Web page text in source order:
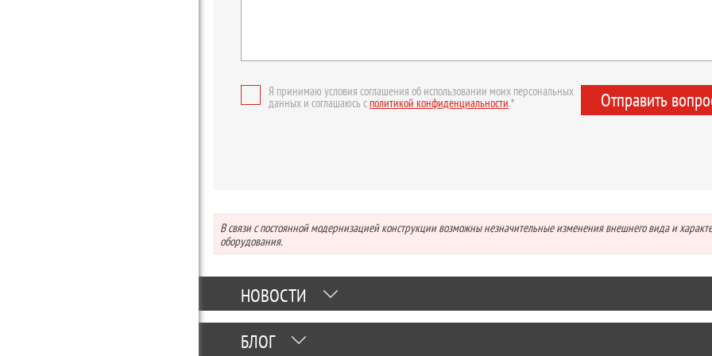
Я принимаю условия соглашения об использовании моих персональных
данных и соглашаюсь сполитикой конфиденциальности.* Отправить
В связи с постоянной модернизацией конструкции возможны незначительные изменения внешнего вида и
оборудования.
НОВОСТИ
БЛОГ